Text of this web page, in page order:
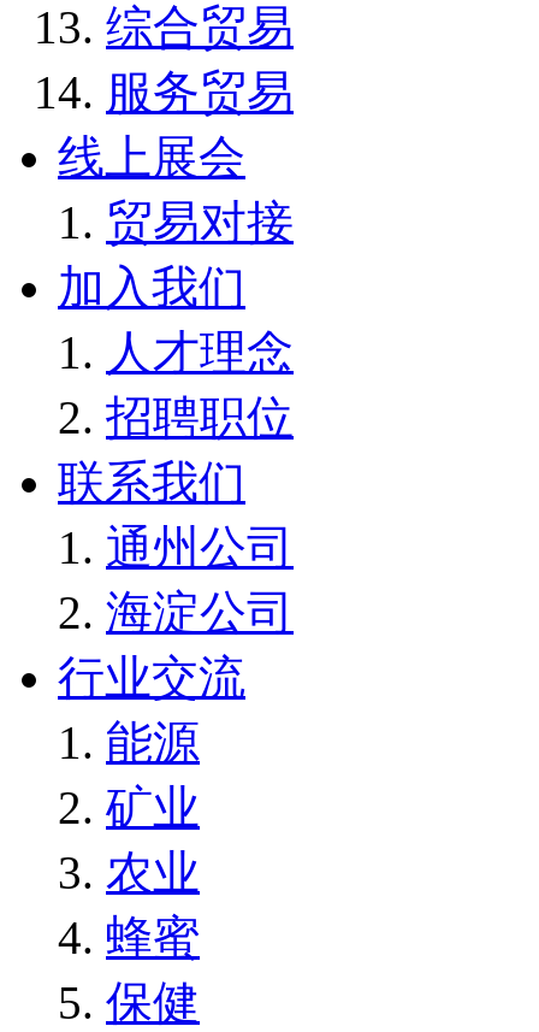
综合贸易
服务贸易
线上展会
贸易对接
加入我们
人才理念
招聘职位
联系我们
通州公司
海淀公司
行业交流
能源
矿业
农业
蜂蜜
保健